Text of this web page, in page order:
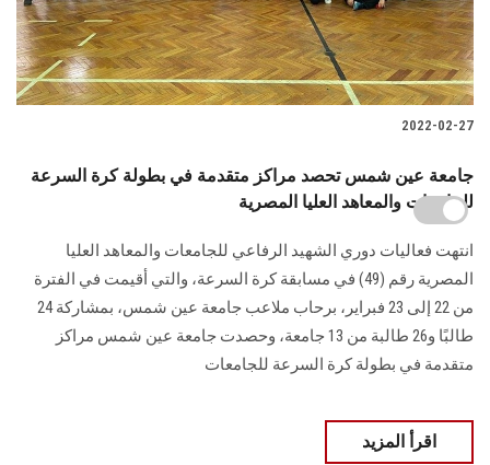
2022-02-27
جامعة عين شمس تحصد مراكز متقدمة في بطولة كرة السرعة
للجامعات والمعاهد العليا المصرية
انتهت فعاليات دوري الشهيد الرفاعي للجامعات والمعاهد العليا
المصرية رقم (49) في مسابقة كرة السرعة، والتي أقيمت في الفترة
من 22 إلى 23 فبراير، برحاب ملاعب جامعة عين شمس، بمشاركة 24
طالبًا و26 طالبة من 13 جامعة، وحصدت جامعة عين شمس مراكز
متقدمة في بطولة كرة السرعة للجامعات
اقرأ المزيد